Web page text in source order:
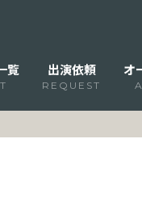
覧 出演依頼
REQUEST
オ